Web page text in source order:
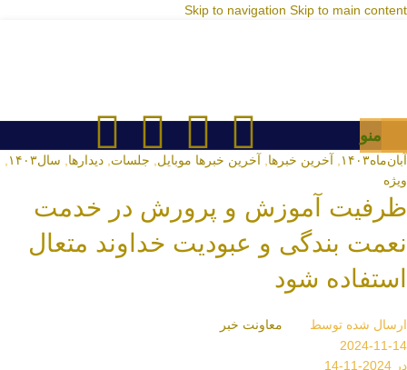
Skip to navigation Skip to main content
منو
آبان‌ماه۱۴۰۳ آخرین خبرها آخرین خبرها موبایل جلسات دیدارها سال۱۴۰۳
ویژه
ظرفیت آموزش و پرورش در خدمت
نعمت بندگی و عبودیت خداوند متعال
استفاده شود
ارسال شده توسط
معاونت خبر
2024-11-14
در 2024-11-14